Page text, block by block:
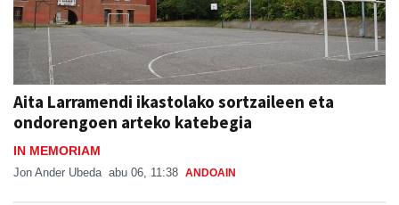
Aita Larramendi ikastolako sortzaileen eta
ondorengoen arteko katebegia
IN MEMORIAM
Jon Ander Ubeda abu 06, 11:38 ANDOAIN